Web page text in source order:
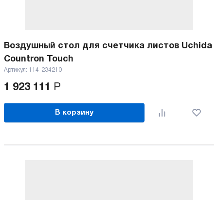
Воздушный стол для счетчика листов Uchida
Countron Touch
Артикул: 114-234210
1 923 111 Р
В корзину